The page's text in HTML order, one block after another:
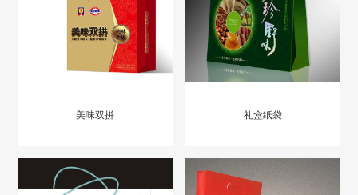
美味双拼 礼盒纸袋